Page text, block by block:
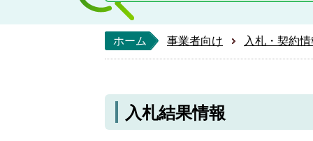
ホーム 事業者向け 入札・契約
入札結果情報